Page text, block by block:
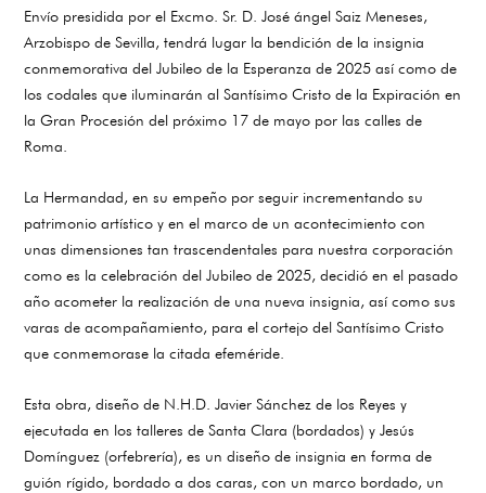
Envío presidida por el Excmo. Sr. D. José ángel Saiz Meneses,
Arzobispo de Sevilla, tendrá lugar la bendición de la insignia
conmemorativa del Jubileo de la Esperanza de 2025 así como de
los codales que iluminarán al Santísimo Cristo de la Expiración en
la Gran Procesión del próximo 17 de mayo por las calles de
Roma.
La Hermandad, en su empeño por seguir incrementando su
patrimonio artístico y en el marco de un acontecimiento con
unas dimensiones tan trascendentales para nuestra corporación
como es la celebración del Jubileo de 2025, decidió en el pasado
año acometer la realización de una nueva insignia, así como sus
varas de acompañamiento, para el cortejo del Santísimo Cristo
que conmemorase la citada efeméride.
Esta obra, diseño de N.H.D. Javier Sánchez de los Reyes y
ejecutada en los talleres de Santa Clara (bordados) y Jesús
Domínguez (orfebrería), es un diseño de insignia en forma de
guión rígido, bordado a dos caras, con un marco bordado, un